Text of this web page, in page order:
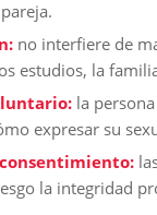
no interfiere de
estudios, la
la
expresar su
la integridad